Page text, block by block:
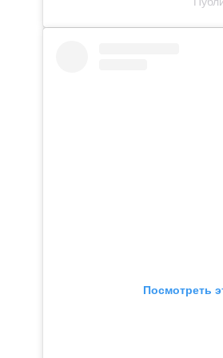
Посмотреть